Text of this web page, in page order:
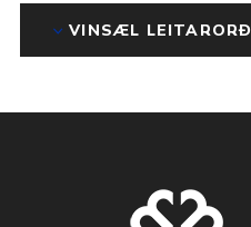
VINSÆL LEITARORÐ